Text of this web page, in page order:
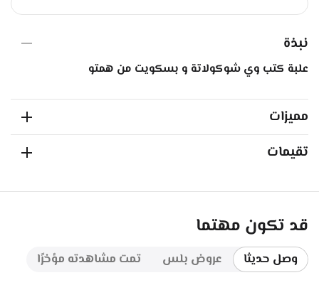
نبذة
علبة كتب وي شوكولاتة و بسكويت من همتو
مميزات
تقيمات
قد تكون مهتما
وصل حديثا عروض بلس تمت مشاهدته مؤخرًا